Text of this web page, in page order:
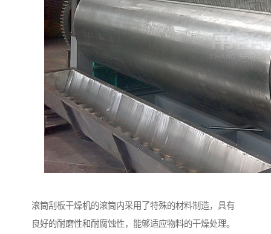
滚筒刮板干燥机的滚筒内采用了特殊的材料制造，具有
良好的耐磨性和耐腐蚀性，能够适应物料的干燥处理。